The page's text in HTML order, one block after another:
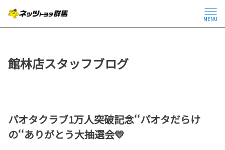
MENU
館林店スタッフブログ
パオタクラブ1万人突破記念‘‘パオタだらけ
の‘‘ありがとう大抽選会💛